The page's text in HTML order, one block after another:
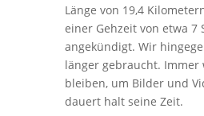
Länge von 19,4
einer Gehzeit von etwa 7
angekündigt. Wir
länger gebraucht. Immer
bleiben, um Bilder und
dauert halt seine Zeit.